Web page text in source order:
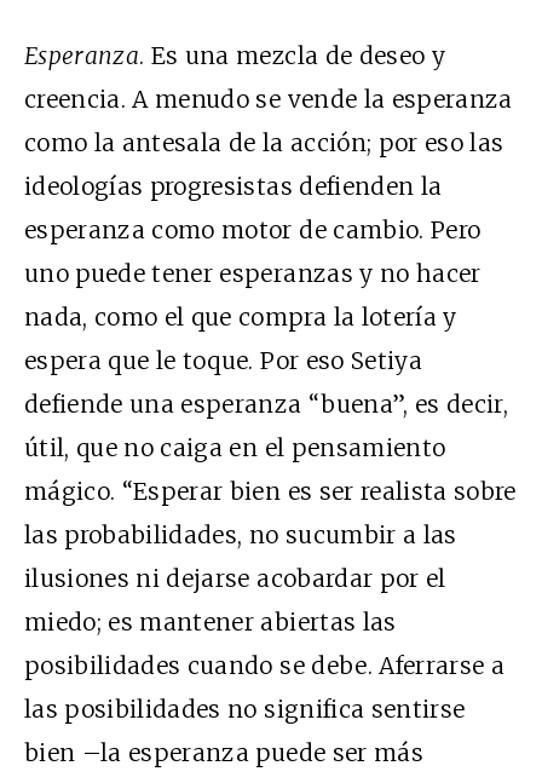
Esperanza. Es una mezcla de deseo y
creencia. A menudo se vende la esperanza
como la antesala de la acción; por eso las
ideologías progresistas defienden la
esperanza como motor de cambio. Pero
uno puede tener esperanzas y no hacer
nada, como el que compra la lotería y
espera que le toque. Por eso Setiya
defiende una esperanza “buena”, es decir,
útil, que no caiga en el pensamiento
mágico. “Esperar bien es ser realista sobre
las probabilidades, no sucumbir a las
ilusiones ni dejarse acobardar por el
miedo; es mantener abiertas las
posibilidades cuando se debe. Aferrarse a
las posibilidades no significa sentirse
bien –la esperanza puede ser más